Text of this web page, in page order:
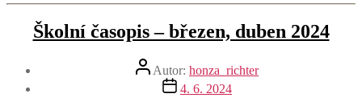
Školní časopis – březen, duben 2024
Autor
příspěvku
Autor: honza_richter
Datum
příspěvku
4. 6. 2024